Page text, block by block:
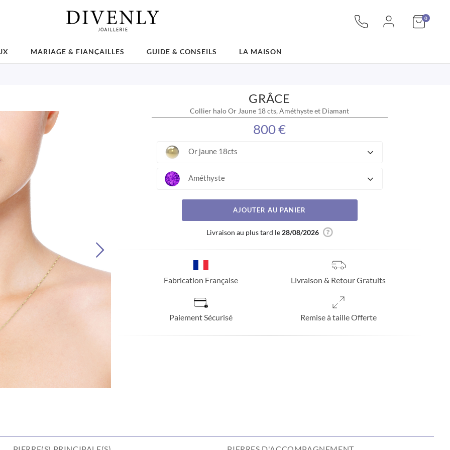
Mon
0articles
MARIAGE & FIANÇAILLES GUIDE & CONSEILS LA MAISON
GRÂCE
Collier halo Or Jaune 18 cts, Améthyste et Diamant
800 €
Or jaune 18cts
Améthyste
AJOUTER AU PANIER
Livraison au plus tard le 28/08/2026
Fabrication Française Livraison & Retour Gratuits
Paiement Sécurisé Remise à taille Offerte